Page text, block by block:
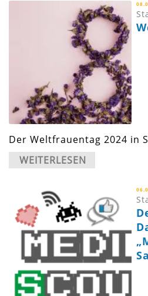
Der Weltfrauentag 2024 in
WEITERLESEN